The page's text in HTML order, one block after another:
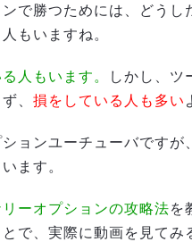
で勝つためには、どうし
もいますね。
人もいます。
しかし、ツ
、 損をしている人も多い
ョンユーチューバですが
ます。
ーオプションの攻略法を
で、実際に動画を見てみ